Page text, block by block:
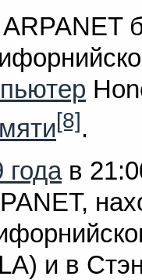
[8].
годав
и в